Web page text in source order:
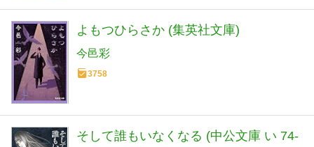
よもつひらさか (集英社文庫)
今邑彩
3758
そして誰もいなくなる (中公文庫 い 74-